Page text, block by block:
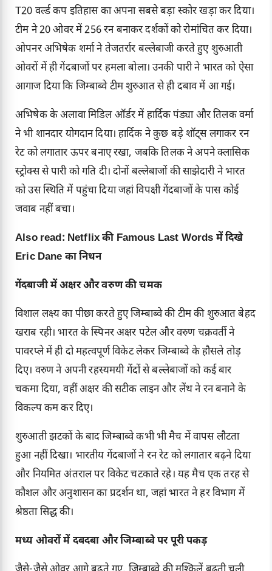
T20 वर्ल्ड कप इतिहास का अपना सबसे बड़ा स्कोर खड़ा कर दिया।
टीम ने 20 ओवर में 256 रन बनाकर दर्शकों को रोमांचित कर दिया।
ओपनर अभिषेक शर्मा ने तेजतर्रार बल्लेबाजी करते हुए शुरुआती
ओवरों में ही गेंदबाजों पर हमला बोला। उनकी पारी ने भारत को ऐसा
आगाज दिया कि जिम्बाब्वे टीम शुरुआत से ही दबाव में आ गई।
अभिषेक के अलावा मिडिल ऑर्डर में हार्दिक पंड्या और तिलक वर्मा
ने भी शानदार योगदान दिया। हार्दिक ने कुछ बड़े शॉट्स लगाकर रन
रेट को लगातार ऊपर बनाए रखा, जबकि तिलक ने अपने क्लासिक
स्ट्रोक्स से पारी को गति दी। दोनों बल्लेबाजों की साझेदारी ने भारत
को उस स्थिति में पहुंचा दिया जहां विपक्षी गेंदबाजों के पास कोई
जवाब नहीं बचा।
Also read: Netflix की Famous Last Words में दिखे
Eric Dane का निधन
गेंदबाजी में अक्षर और वरुण की चमक
विशाल लक्ष्य का पीछा करते हुए जिम्बाब्वे की टीम की शुरुआत बेहद
खराब रही। भारत के स्पिनर अक्षर पटेल और वरुण चक्रवर्ती ने
पावरप्ले में ही दो महत्वपूर्ण विकेट लेकर जिम्बाब्वे के हौसले तोड़
दिए। वरुण ने अपनी रहस्यमयी गेंदों से बल्लेबाजों को कई बार
चकमा दिया, वहीं अक्षर की सटीक लाइन और लेंथ ने रन बनाने के
विकल्प कम कर दिए।
शुरुआती झटकों के बाद जिम्बाब्वे कभी भी मैच में वापस लौटता
हुआ नहीं दिखा। भारतीय गेंदबाजों ने रन रेट को लगातार बढ़ने दिया
और नियमित अंतराल पर विकेट चटकाते रहे। यह मैच एक तरह से
कौशल और अनुशासन का प्रदर्शन था, जहां भारत ने हर विभाग में
श्रेष्ठता सिद्ध की।
मध्य ओवरों में दबदबा और जिम्बाब्वे पर पूरी पकड़